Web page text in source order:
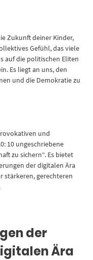
Zukunft deiner Kinder,
Gefühl, das viele
auf die politischen Eliten
Es liegt an uns, den
und die Demokratie zu
und
10 ungeschriebene
zu sichern“. Es bietet
der digitalen Ära
stärkeren, gerechteren
der
Ära